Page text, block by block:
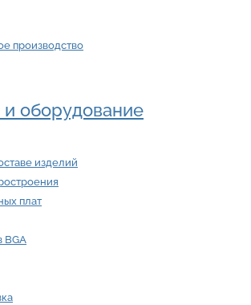
производство
и оборудование
изделий
плат
BGA